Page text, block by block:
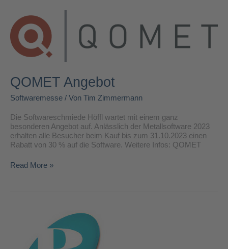
QOMET Angebot
Softwaremesse / Von Tim Zimmermann
Die Softwareschmiede Höffl wartet mit einem ganz
besonderen Angebot auf. Anlässlich der Metallsoftware 2023
erhalten alle Besucher beim Kauf bis zum 31.10.2023 einen
Rabatt von 30 % auf die Software. Weitere Infos: QOMET
QOMET
Angebot
Read More »